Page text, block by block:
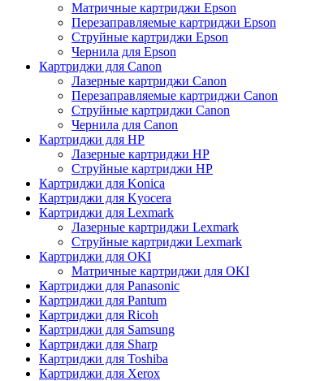
Матричные картриджи Epson
Перезаправляемые картриджи Epson
Струйные картриджи Epson
Чернила для Epson
Картриджи для Canon
Лазерные картриджи Canon
Перезаправляемые картриджи Canon
Струйные картриджи Canon
Чернила для Canon
Картриджи для HP
Лазерные картриджи HP
Струйные картриджи HP
Картриджи для Konica
Картриджи для Kyocera
Картриджи для Lexmark
Лазерные картриджи Lexmark
Струйные картриджи Lexmark
Картриджи для OKI
Матричные картриджи для OKI
Картриджи для Panasonic
Картриджи для Pantum
Картриджи для Ricoh
Картриджи для Samsung
Картриджи для Sharp
Картриджи для Toshiba
Картриджи для Xerox